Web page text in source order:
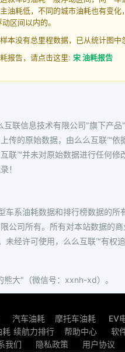
油耗低，不同的城市油耗也有变化
区间以内的。
本没有总里程数据，已从统计图中
报告，请点击这里: 宋 油耗报告
互联信息技术有限公司"旗下产品
传的原始数据，由么么互联™依
联™并未对原始数据进行任何修
！
车系油耗数据和排行榜数据的所
公司所有。所有对本站数据的
未经许可使用，么么互联™有权
熊大"（微信号：xxnh-xd）。
汽车油耗 摩托车油耗
EV
耗 续航力排行 帮助中心
软
我们
隐私政策 用户协议